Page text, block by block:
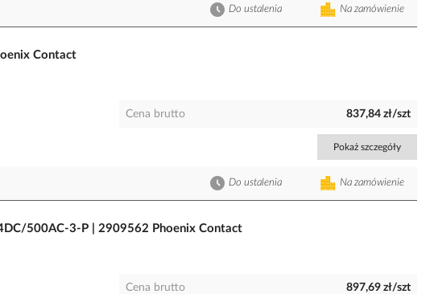
Na zamówienie
Do ustalenia
Contact
Cena brutto 837,84 zł/szt
Pokaż szczegóły
Na zamówienie
Do ustalenia
500AC-3-P | 2909562 Phoenix Contact
Cena brutto 897,69 zł/szt